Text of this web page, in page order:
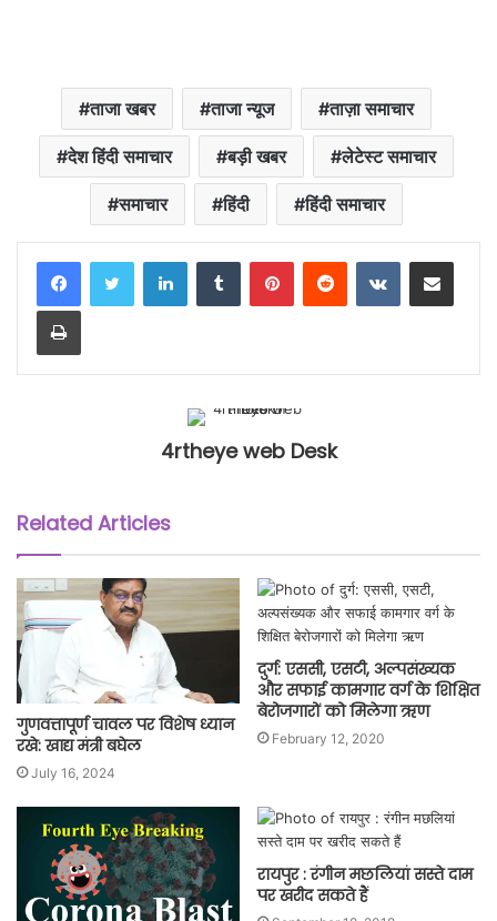
ताजा खबर ताजा न्यूज ताज़ा समाचार
देश हिंदी समाचार बड़ी खबर लेटेस्ट समाचार
समाचार हिंदी हिंदी समाचार
LinkedInTumblr PinterestReddit VKontakteShare via Email
Print
4rtheye web Desk
Related Articles
गुणवत्तापूर्ण चावल पर विशेष ध्यान
रखे: खाद्य मंत्री बघेल
July 16, 2024
दुर्ग: एससी, एसटी, अल्पसंख्यक
और सफाई कामगार वर्ग के शिक्षित
बेरोजगारों को मिलेगा ऋण
February 12, 2020
रायपुर : रंगीन मछलियां सस्ते दाम
पर खरीद सकते हैं